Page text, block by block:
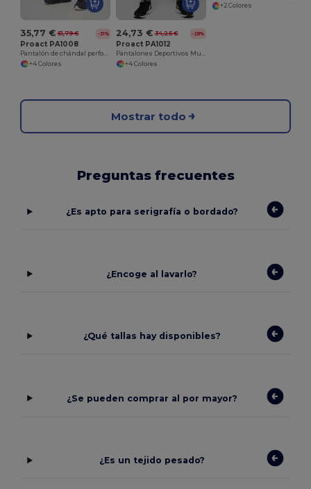
35,77 € 51,79 € -31%
Proact PA1008
Pantalón de chándal performance hombre
+4 Colores
24,73 € 34,25 € -28%
Proact PA1012
Pantalones Deportivos Multideporte con Bolsillos
+4 Colores
+2 Colores
Mostrar todo
Preguntas frecuentes
¿Es apto para serigrafía o bordado?
¿Encoge al lavarlo?
¿Qué tallas hay disponibles?
¿Se pueden comprar al por mayor?
¿Es un tejido pesado?